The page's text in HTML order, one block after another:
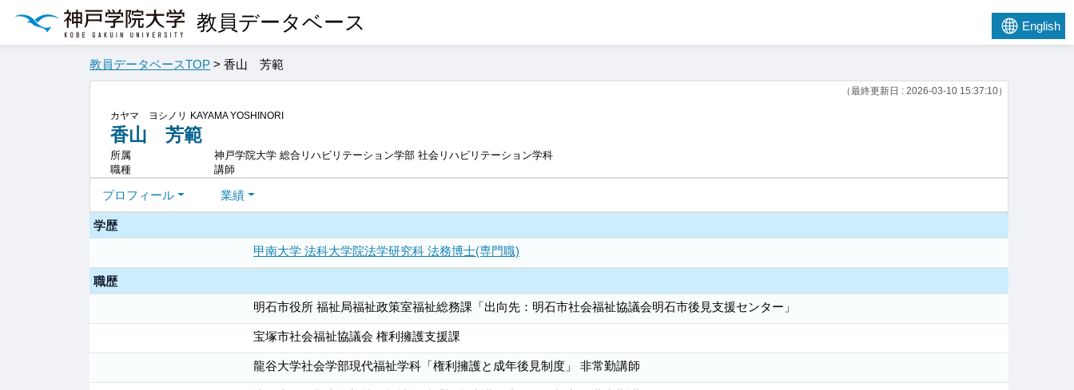
教員データベース English
教員データベースTOP > 香山 芳範
（最終更新日 : 2026-03-10 15:37:10）
カヤマ ヨシノリ KAYAMA YOSHINORI
香山 芳範
所属
神戸学院大学 総合リハビリテーション学部 社会リハビリテーション学科
職種
講師
プロフィール 業績
学歴
甲南大学 法科大学院法学研究科 法務博士(専門職)
職歴
明石市役所 福祉局福祉政策室福祉総務課「出向先：明石市社会福祉協議会明石市後見支援センター」
宝塚市社会福祉協議会 権利擁護支援課
龍谷大学社会学部現代福祉学科「権利擁護と成年後見制度」 非常勤講師